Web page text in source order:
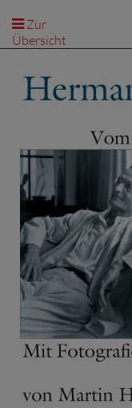
Zur
Übersicht